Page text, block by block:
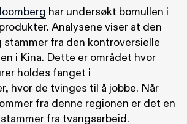
har undersøkt bomullen i
Analysene viser at den
stammer fra den kontroversielle
i Kina. Dette er området hvor
holdes fanget i
hvor de tvinges til å jobbe. Når
fra denne regionen er det en
fra tvangsarbeid.